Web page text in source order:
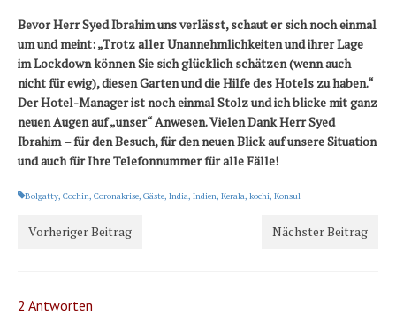
Bevor Herr Syed Ibrahimuns verlässt, schaut er sich noch einmal
um und meint: „Trotz aller Unannehmlichkeiten und ihrer Lage
im Lockdown können Sie sich glücklich schätzen (wenn auch
nicht für ewig), diesen Garten und die Hilfe des Hotels zu haben.“
Der Hotel-Manager ist noch einmal Stolz und ich blicke mit ganz
neuen Augen auf „unser“ Anwesen. Vielen Dank Herr Syed
Ibrahim – für den Besuch, für den neuen Blick auf unsere Situation
und auch für Ihre Telefonnummer für alle Fälle!
Bolgatty, Cochin, Coronakrise, Gäste, India, Indien, Kerala, kochi, Konsul
Vorheriger Beitrag Nächster Beitrag
2 Antworten